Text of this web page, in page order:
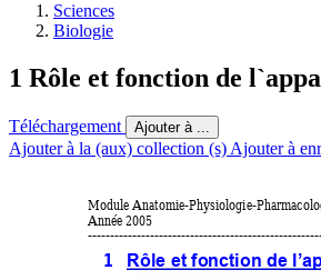
Sciences
Biologie
1 Rôle et fonction de
Téléchargement Ajouter à ...
Ajouter à la (aux) collection (s) Ajouter à
Module Anatomie-Physiologie-
Année 2005
----------------------------------------
1 Rôle et fonction de